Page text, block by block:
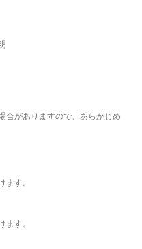
合がありますので、あらかじめ
す。
す。